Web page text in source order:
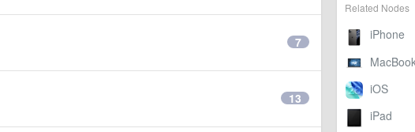
Related Nodes
7
13